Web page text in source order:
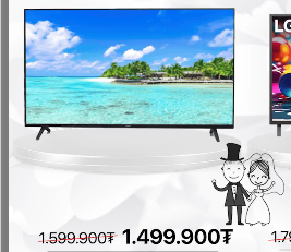
2,468,800₮
740,400₮